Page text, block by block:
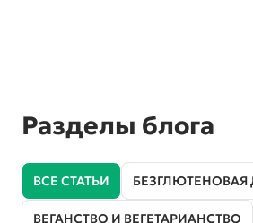
Разделы блога
ВСЕ СТАТЬИ БЕЗГЛЮТЕНОВАЯ
ВЕГАНСТВО И ВЕГЕТАРИАНСТВО